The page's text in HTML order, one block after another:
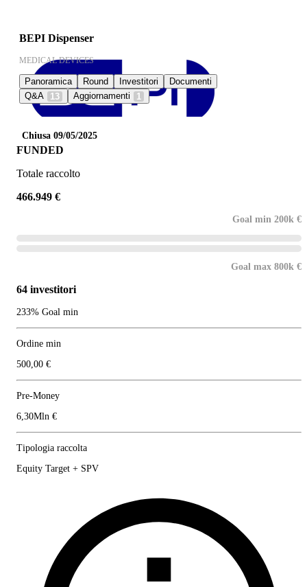
BEPI Dispenser
MEDICAL DEVICES
Panoramica Round Investitori
Documenti
Q&A
13 Aggiornamenti 1
Chiusa 09/05/2025
FUNDED
Totale raccolto
466.949 €
Goal min 200k €
Goal max 800k €
64 investitori
233% Goal min
Ordine min
500,00 €
Pre-Money
6,30Mln €
Tipologia raccolta
Equity Target + SPV